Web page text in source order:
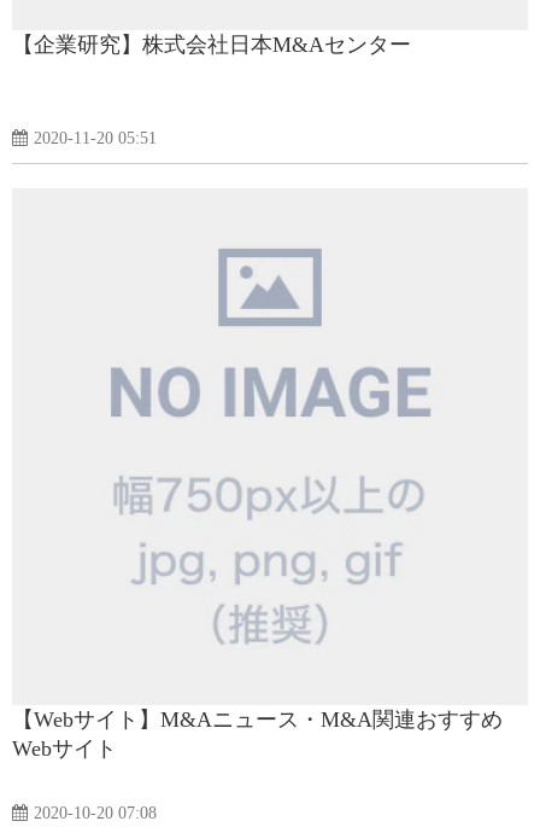
【企業研究】株式会社日本M&Aセンター
2020-11-20 05:51
【Webサイト】M&Aニュース・M&A関連おすすめ
Webサイト
2020-10-20 07:08